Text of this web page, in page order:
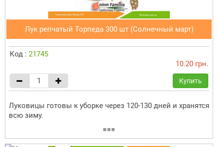
Лук репчатый Торпеда 300 шт (Солнечный март)
Код : 21745
10.20 грн.
Купить
Луковицы готовы к уборке через 120-130 дней и хранятся
всю зиму.